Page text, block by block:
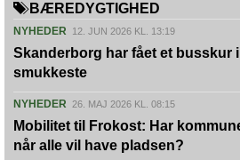
BÆREDYGTIGHED
NYHEDER 12. JUN 2026 KL. 13:19
Skanderborg har fået et busskur
smukkeste
NYHEDER 26. MAJ 2026 KL. 08:15
Mobilitet til Frokost: Har
når alle vil have pladsen?